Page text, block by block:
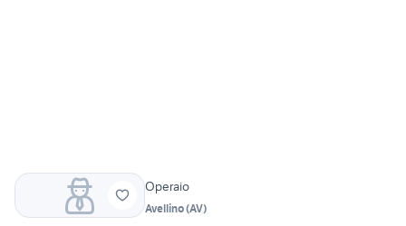
Operaio
Avellino(AV)